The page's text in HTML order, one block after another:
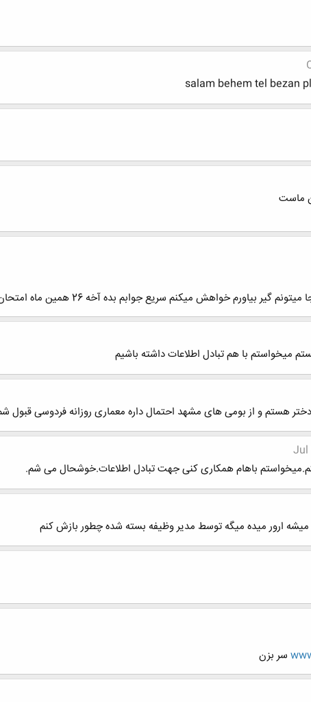
salam behem tel bezan
ماست
خواهش میکنم سریع جوابم بده آخه 26 همین ماه امتحان دارم 09171845780
میخواستم با هم تبادل اطلاعات داشته باشیم
Jul
باهام همکاری کنی جهت تبادل اطلاعات.خوشحال می شم.
ارور میده میگه توسط مدیر وظیفه بسته شده چطور بازش کنم
سر بزن